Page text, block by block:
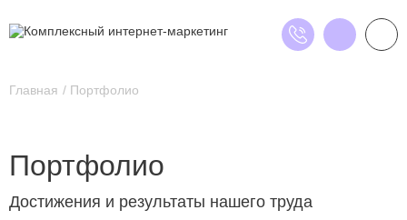
Главная Портфолио
Портфолио
Достижения и результаты нашего труда